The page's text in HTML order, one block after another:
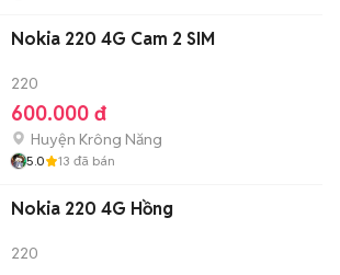
Nokia 220 4G Cam 2 SIM
220
600.000 đ
Huyện Krông Năng
5.0 13 đã bán
Nokia 220 4G Hồng
220